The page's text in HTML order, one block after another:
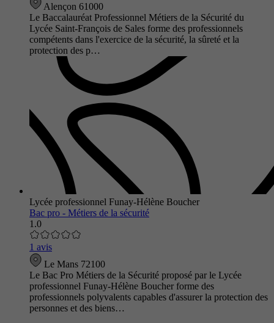
Alençon 61000
Le Baccalauréat Professionnel Métiers de la Sécurité du
Lycée Saint-François de Sales forme des professionnels
compétents dans l'exercice de la sécurité, la sûreté et la
protection des p…
Lycée professionnel Funay-Hélène Boucher
Bac pro - Métiers de la sécurité
1.0
1 avis
Le Mans 72100
Le Bac Pro Métiers de la Sécurité proposé par le Lycée
professionnel Funay-Hélène Boucher forme des
professionnels polyvalents capables d'assurer la protection des
personnes et des biens…